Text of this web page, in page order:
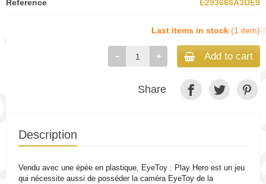
Reference E293666A3DE9
Last items in stock (1 item)
Add to cart
Share
Description
Vendu avec une épée en plastique, EyeToy : Play Hero est un jeu
qui nécessite aussi de posséder la caméra EyeToy de la